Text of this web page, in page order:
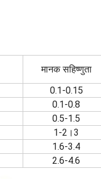
मानक सहिष्णुता
0.1-0.15
0.1-0.8
0.5-1.5
1-2।3
1.6-3.4
2.6-4.6